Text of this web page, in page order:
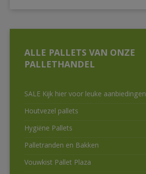
ALLE PALLETS VAN ONZE
PALLETHANDEL
SALE Kijk hier voor leuke aanbiedingen
Houtvezel pallets
Hygiëne Pallets
Palletranden en Bakken
Vouwkist Pallet Plaza